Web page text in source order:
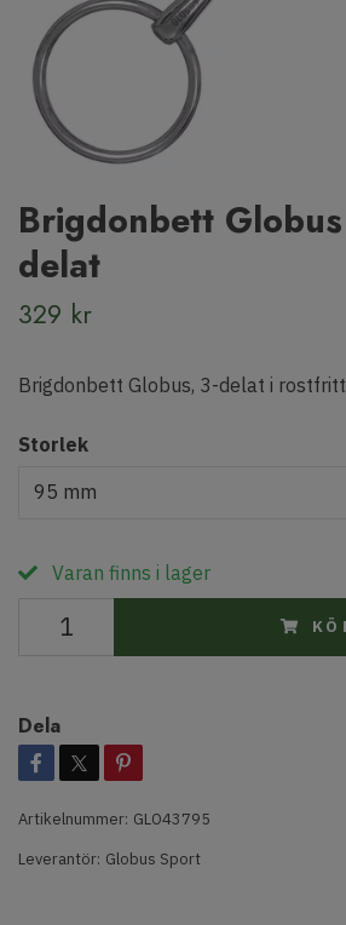
Brigdonbett Globus
delat
329 kr
Brigdonbett Globus, 3-delat i
Storlek
95 mm
Varan finns i lager
Dela
Artikelnummer: GLO43795
Leverantör: Globus Sport